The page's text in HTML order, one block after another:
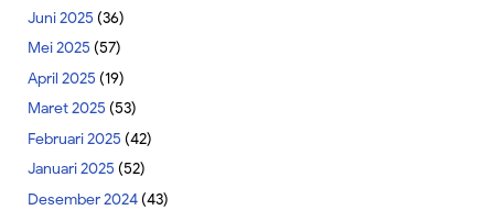
Juni 2025 (36)
Mei 2025 (57)
April 2025 (19)
Maret 2025 (53)
Februari 2025 (42)
Januari 2025 (52)
Desember 2024(43)